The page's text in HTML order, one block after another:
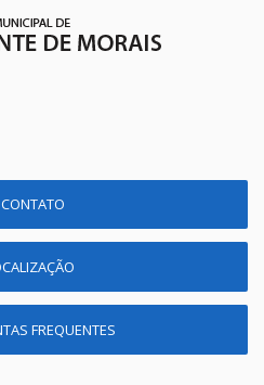
FREQUENTES